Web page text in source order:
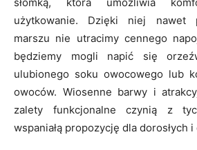
użytkowanie. Dzięki niej nawet
marszu nie utracimy cennego
będziemy mogli napić się
ulubionego soku owocowego lub
owoców. Wiosenne barwy i
zalety funkcjonalne czynią z
wspaniałą propozycję dla dorosłych i